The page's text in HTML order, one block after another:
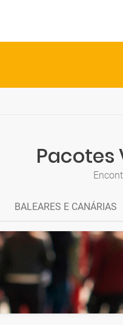
Pacotes
BALEARES E CANÁRIAS